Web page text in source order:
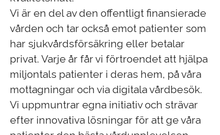
Vi är en del av den offentligt finansierade
vården och tar också emot patienter som
har sjukvårdsförsäkring eller betalar
privat. Varje år får vi förtroendet att hjälpa
miljontals patienter i deras hem, på våra
mottagningar och via digitala vårdbesök.
Vi uppmuntrar egna initiativ och strävar
efter innovativa lösningar för att ge våra